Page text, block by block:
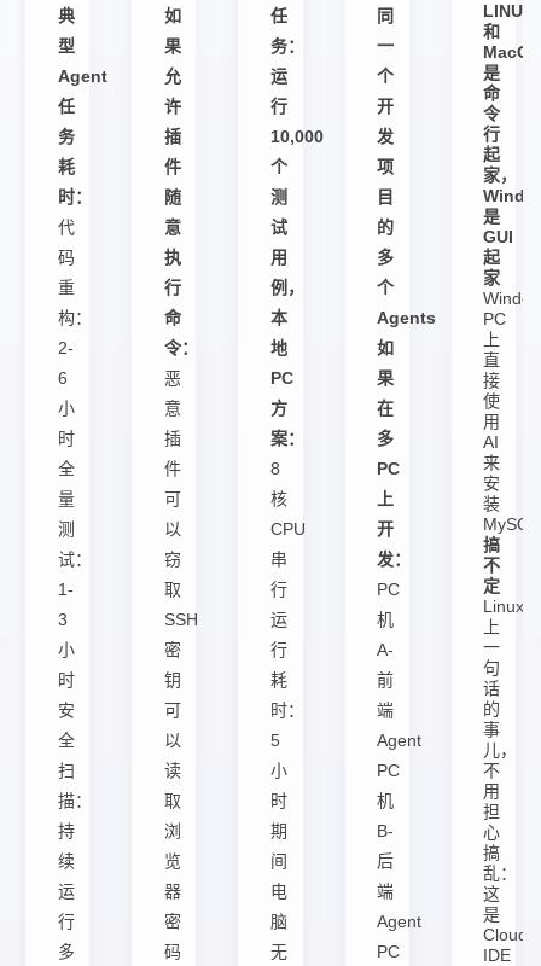
典
型
Agent
任
务
耗
时：
代
码
重
构：
2-
6
小
时
全
量
测
试：
1-
3
小
时
安
全
扫
描：
持
续
运
行
多
如
果
允
许
插
件
随
意
执
行
命
令：
恶
意
插
件
可
以
窃
取
SSH
密
钥
可
以
读
取
浏
览
器
密
码
任
务：
运
行
10,000
个
测
试
用
例，
本
地
PC
方
案：
8
核
CPU
串
行
运
行
耗
时：
5
小
时
期
间
电
脑
无
同
一
个
开
发
项
目
的
多
个
Agents
如
果
在
多
PC
上
开
发：
PC
机
A-
前
端
Agent
PC
机
B-
后
端
Agent
PC
LINUX
和
MacOS
是
命
令
行
起
家，
是
GUI
起
家
PC
上
直
接
使
用
AI
来
安
装
搞
不
定
Linux
上
一
句
话
的
事
儿，
不
用
担
心
搞
乱：
这
是
Cloud
IDE